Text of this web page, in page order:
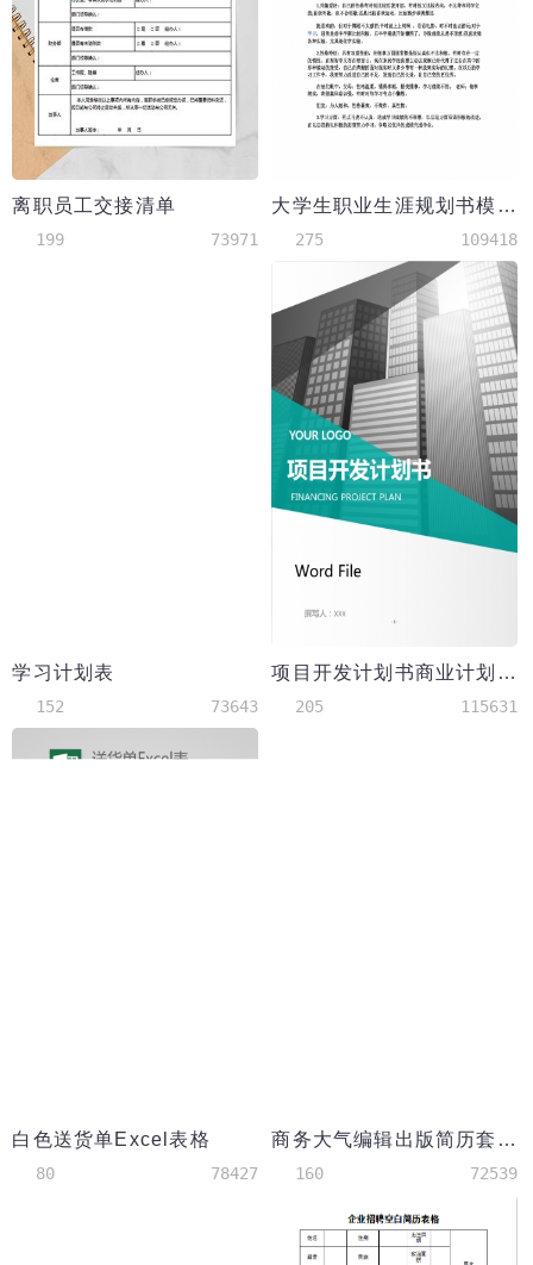
离职员工交接清单
199 73971
大学生职业生涯规划书模板
275 109418
学习计划表
152 73643
项目开发计划书商业计划书
205 115631
白色送货单Excel表格
80 78427
商务大气编辑出版简历套装模板
160 72539